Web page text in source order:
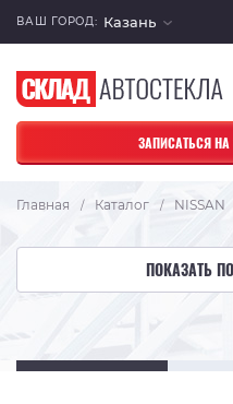
ВАШ ГОРОД: Казань
ЗАПИСАТЬСЯ НА
Главная / Каталог / NISSAN
ПОКАЗАТЬ